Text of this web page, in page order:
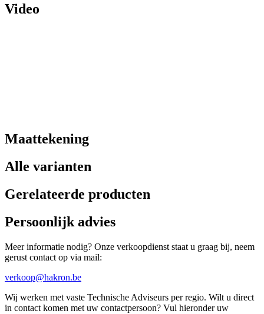
Video
Maattekening
Alle varianten
Gerelateerde producten
Persoonlijk advies
Meer informatie nodig? Onze verkoopdienst staat u graag bij, neem
gerust contact op via mail:
verkoop@hakron.be
Wij werken met vaste Technische Adviseurs per regio. Wilt u direct
in contact komen met uw contactpersoon? Vul hieronder uw